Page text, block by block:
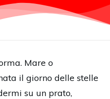
Mare o
il giorno delle stelle
su un prato,